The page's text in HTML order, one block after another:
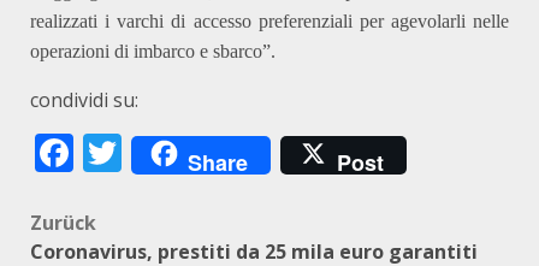
realizzati i varchi di accesso preferenziali per agevolarli nelle
operazioni di imbarco e sbarco”.
condividi su:
Facebook
Twitter
Share Post
Beitragsnavigation
Zurück
Coronavirus, prestiti da 25 mila euro garantiti